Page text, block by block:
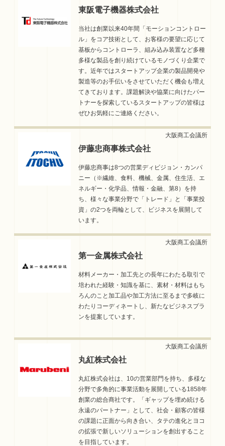
第一金属株式会社
材料メーカー・加工先との長年にわたる取引で
培われた経験・知識を基に、素材・材料はもち
ろんのこと加工品や加工方法に至るまで多岐に
わたりコーディネートし、新たなビジネスプラ
ンを提案しています。
伊藤忠商事株式会社
伊藤忠商事は8つの営業ディビジョン・カンパ
ニー（※繊維、食料、機械、金属、住生活、エ
ネルギー・化学品、情報・金融、第8）を持
ち、様々な事業分野で「トレード」と「事業投
資」の2つを両輪として、ビジネスを展開して
います。
丸紅株式会社
丸紅株式会社は、10の営業部門を持ち、多様な
分野で多角的に事業活動を展開している1858年
創業の総合商社です。「ギャップを埋め続ける
永遠のパートナー」として、社会・顧客の皆様
の課題に正面から向き合い、タテの進化とヨコ
の拡張で新しいソリューションを創出すること
を目指しています。
東阪電子機器株式会社
当社は創業以来40年間「モーションコントロー
ル」をコア技術として、お客様の要望に応じて
基板からコントローラ、組み込み装置など多種
多様な製品を創り続けているモノづくり企業で
す。近年ではスタートアップ企業の製品開発や
製造等のお手伝いをさせていただく機会も増え
てきております。課題解決や協業に向けたパー
トナーを探索しているスタートアップの皆様は
ぜひお気軽にご連絡ください。